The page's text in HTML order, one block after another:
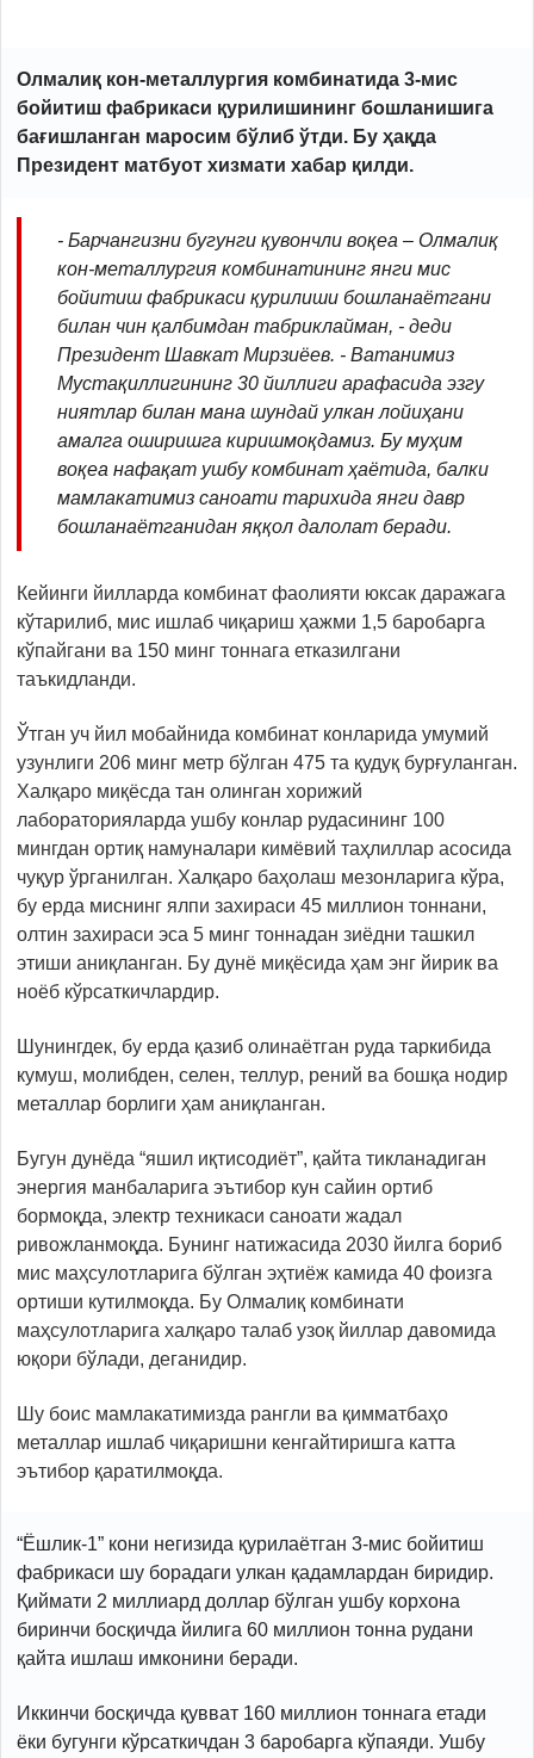
Олмалиқ кон-металлургия комбинатида 3-мис
бойитиш фабрикаси қурилишининг бошланишига
бағишланган маросим бўлиб ўтди. Бу ҳақда
Президент матбуот хизмати хабар қилди.
- Барчангизни бугунги қувончли воқеа – Олмалиқ
кон-металлургия комбинатининг янги мис
бойитиш фабрикаси қурилиши бошланаётгани
билан чин қалбимдан табриклайман, - деди
Президент Шавкат Мирзиёев. - Ватанимиз
Мустақиллигининг 30 йиллиги арафасида эзгу
ниятлар билан мана шундай улкан лойиҳани
амалга оширишга киришмоқдамиз. Бу муҳим
воқеа нафақат ушбу комбинат ҳаётида, балки
мамлакатимиз саноати тарихида янги давр
бошланаётганидан яққол далолат беради.
Кейинги йилларда комбинат фаолияти юксак даражага
кўтарилиб, мис ишлаб чиқариш ҳажми 1,5 баробарга
кўпайгани ва 150 минг тоннага етказилгани
таъкидланди.
Ўтган уч йил мобайнида комбинат конларида умумий
узунлиги 206 минг метр бўлган 475 та қудуқ бурғуланган.
Халқаро миқёсда тан олинган хорижий
лабораторияларда ушбу конлар рудасининг 100
мингдан ортиқ намуналари кимёвий таҳлиллар асосида
чуқур ўрганилган. Халқаро баҳолаш мезонларига кўра,
бу ерда миснинг ялпи захираси 45 миллион тоннани,
олтин захираси эса 5 минг тоннадан зиёдни ташкил
этиши аниқланган. Бу дунё миқёсида ҳам энг йирик ва
ноёб кўрсаткичлардир.
Шунингдек, бу ерда қазиб олинаётган руда таркибида
кумуш, молибден, селен, теллур, рений ва бошқа нодир
металлар борлиги ҳам аниқланган.
Бугун дунёда “яшил иқтисодиёт”, қайта тикланадиган
энергия манбаларига эътибор кун сайин ортиб
бормоқда, электр техникаси саноати жадал
ривожланмоқда. Бунинг натижасида 2030 йилга бориб
мис маҳсулотларига бўлган эҳтиёж камида 40 фоизга
ортиши кутилмоқда. Бу Олмалиқ комбинати
маҳсулотларига халқаро талаб узоқ йиллар давомида
юқори бўлади, деганидир.
Шу боис мамлакатимизда рангли ва қимматбаҳо
металлар ишлаб чиқаришни кенгайтиришга катта
эътибор қаратилмоқда.
“Ёшлик-1” кони негизида қурилаётган 3-мис бойитиш
фабрикаси шу борадаги улкан қадамлардан биридир.
Қиймати 2 миллиард доллар бўлган ушбу корхона
биринчи босқичда йилига 60 миллион тонна рудани
қайта ишлаш имконини беради.
Иккинчи босқичда қувват 160 миллион тоннага етади
ёки бугунги кўрсаткичдан 3 баробарга кўпаяди. Ушбу